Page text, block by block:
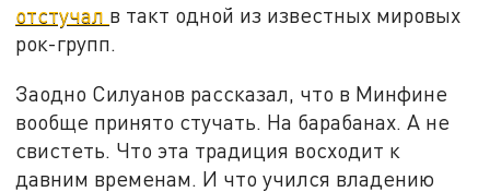
отстучал в такт одной из известных мировых
рок-групп.
Заодно Силуанов рассказал, что в Минфине
вообще принято стучать. На барабанах. А не
свистеть. Что эта традиция восходит к
давним временам. И что учился владению